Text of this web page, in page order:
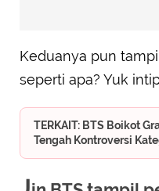
Keduanya pun
seperti apa? Yuk
TERKAIT: BTS Boikot
Tengah Kontroversi